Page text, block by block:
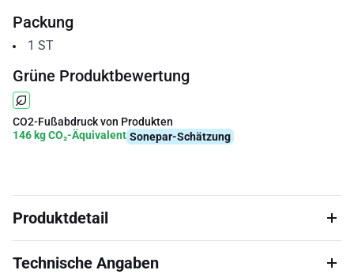
Packung
1 ST
Grüne Produktbewertung
CO2-Fußabdruck von Produkten
146 kg CO₂-Äquivalent Sonepar-Schätzung
Produktdetail
Technische Angaben